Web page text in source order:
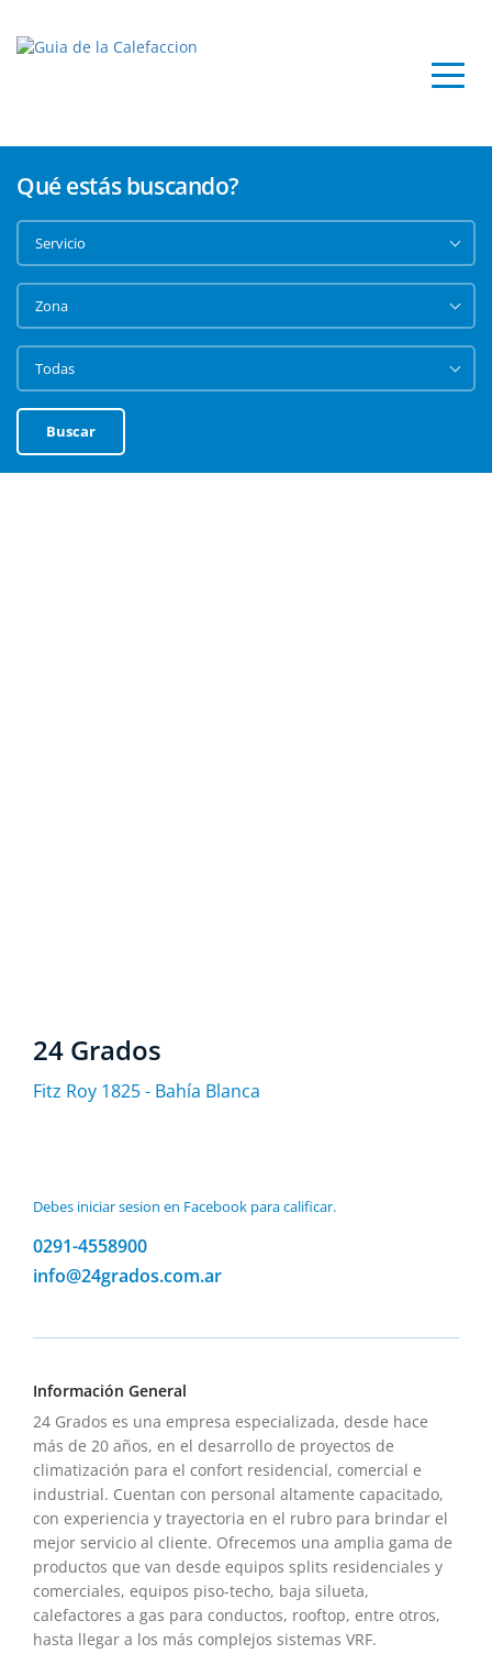
Qué estás buscando?
Buscar
24 Grados
Fitz Roy 1825 - Bahí­a Blanca
Debes iniciar sesion en Facebook para calificar.
0291-4558900
info@24grados.com.ar
Información General
24 Grados es una empresa especializada, desde hace
más de 20 años, en el desarrollo de proyectos de
climatización para el confort residencial, comercial e
industrial. Cuentan con personal altamente capacitado,
con experiencia y trayectoria en el rubro para brindar el
mejor servicio al cliente. Ofrecemos una amplia gama de
productos que van desde equipos splits residenciales y
comerciales, equipos piso-techo, baja silueta,
calefactores a gas para conductos, rooftop, entre otros,
hasta llegar a los más complejos sistemas VRF.